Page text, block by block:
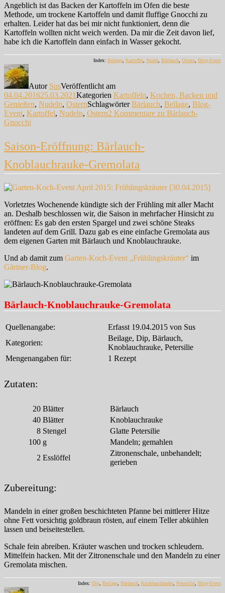
Angeblich ist das Backen der Kartoffeln im Ofen die beste
Methode, um trockene Kartoffeln und damit fluffige Gnocchi zu
erhalten. Leider hat das bei mir nicht funktioniert, denn die
Kartoffeln wollten nicht weich werden. Da mir die Zeit davon lief,
habe ich die Kartoffeln dann einfach in Wasser gekocht.
Index: Beilage Kartoffel Nudel Bärlauch Ostern Blog-Event
Autor SusVeröffentlicht am
04.04.201625.03.2021Kategorien Kartoffeln, Kochen, Backen und
Genießen, Nudeln, OsternSchlagwörterBärlauch, Beilage, Blog-
Event, Kartoffel, Nudeln, Ostern2 Kommentare zu Bärlauch-
Gnocchi
Saison-Eröffnung: Bärlauch-
Knoblauchrauke-Gremolata
Vorletztes Wochenende kündigte sich der Frühling mit aller Macht
an. Deshalb beschlossen wir, die Saison in mehrfacher Hinsicht zu
eröffnen: Es gab den ersten Spargel und zwei schöne Steaks
landeten auf dem Grill. Dazu gab es eine einfache Gremolata aus
dem eigenen Garten mit Bärlauch und Knoblauchrauke.
Und ab damit zum Garten-Koch-Event „Frühlingskräuter“ im
Gärtner-Blog.
Bärlauch-Knoblauchrauke-Gremolata
Quellenangabe:
Erfasst 19.04.2015 von Sus
Kategorien:
Beilage, Dip, Bärlauch,
Knoblauchrauke, Petersilie
Mengenangaben für:
1 Rezept
Zutaten:
20 Blätter
Bärlauch
40 Blätter
Knoblauchrauke
8 Stengel
Glatte Petersilie
100 g
Mandeln; gemahlen
2 Esslöffel
Zitronenschale, unbehandelt;
gerieben
Zubereitung:
Mandeln in einer großen beschichteten Pfanne bei mittlerer Hitze
ohne Fett vorsichtig goldbraun rösten, auf einem Teller abkühlen
lassen und beiseitestellen.
Schale fein abreiben. Kräuter waschen und trocken schleudern.
Mittelfein hacken. Mit der Zitronenschale und den Mandeln zu einer
Gremolata mischen.
Index: Dip, Beilage, Bärlauch, Knoblauchrauke, Petersilie, Blog-Event